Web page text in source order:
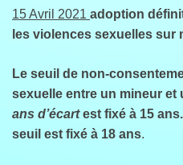
15 Avril 2021 adoption
les violences sexuelles sur
Le seuil de non-
sexuelle entre un mineur et
ans d’écartest fixé à 15 ans.
seuil est fixé à 18 ans.